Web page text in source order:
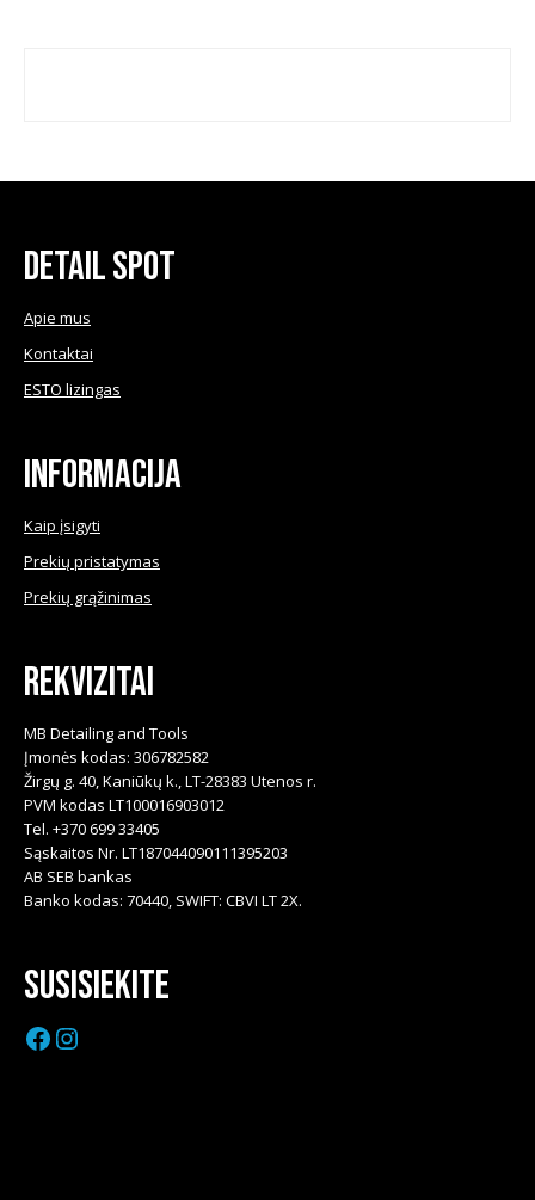
Detail Spot
Apie mus
Kontaktai
ESTO lizingas
Informacija
Kaip įsigyti
Prekių pristatymas
Prekių grąžinimas
Rekvizitai
MB Detailing and Tools
Įmonės kodas: 306782582
Žirgų g. 40, Kaniūkų k., LT-28383 Utenos r.
PVM kodas LT100016903012
Tel. +370 699 33405
Sąskaitos Nr. LT187044090111395203
AB SEB bankas
Banko kodas: 70440, SWIFT: CBVI LT 2X.
Susisiekite
Facebook
Instagram